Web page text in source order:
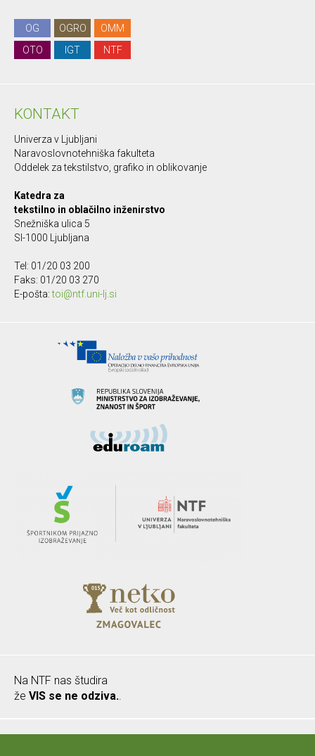
OG OGRO
OMM
OTO
IGT NTF
KONTAKT
Univerza v Ljubljani
Naravoslovnotehniška fakulteta
Oddelek za tekstilstvo, grafiko in oblikovanje
Katedra za
tekstilno in oblačilno inženirstvo
Snežniška ulica 5
SI-1000 Ljubljana
Tel: 01/20 03 200
Faks: 01/20 03 270
E-pošta:toi@ntf.uni-lj.si
Na NTF nas študira
že VIS se ne odziva.